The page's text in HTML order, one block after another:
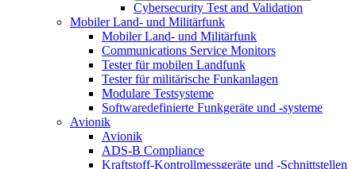
Cybersecurity Test and Validation
Mobiler Land- und Militärfunk
Mobiler Land- und Militärfunk
Communications Service Monitors
Tester für mobilen Landfunk
Tester für militärische Funkanlagen
Modulare Testsysteme
Softwaredefinierte Funkgeräte und -systeme
Avionik
Avionik
ADS-B Compliance
Kraftstoff-Kontrollmessgeräte und -Schnittstellen